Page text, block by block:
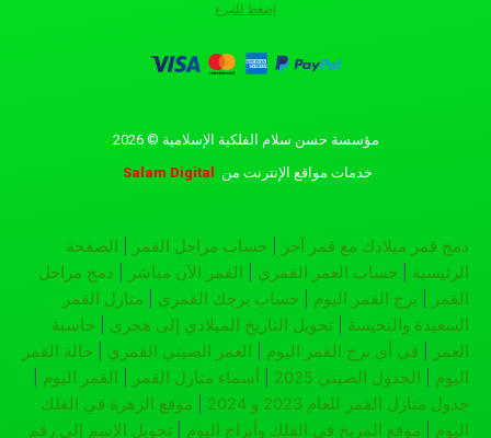
إضغط للتبرع
مؤسسة حسن سلام الفلكية الإسلامية © 2026
خدمات مواقع الإنترنت من Salam Digital
دمج قمر ميلادك مع قمر آخر حساب مراحل القمر
الصفحة
الرئيسية
حساب العمر القمري القمر الآن مباشر
دمج مراحل
القمر
برج القمر اليوم حساب برجك القمري
منازل القمر
السعيدة والنحيسة
تحويل التاريخ الميلادي إلى هجري
حاسبة
العمر
في أي برج القمر اليوم العمر الصيني القمري
حالة القمر
اليوم
الجدول الصيني 2025 أسماء منازل القمر القمر اليوم
جدول منازل القمر للعام 2023 و 2024
موقع الزهرة في الفلك
اليوم
موقع المريخ في الفلك وأبراج اليوم تحويل الإسم إلى رقم